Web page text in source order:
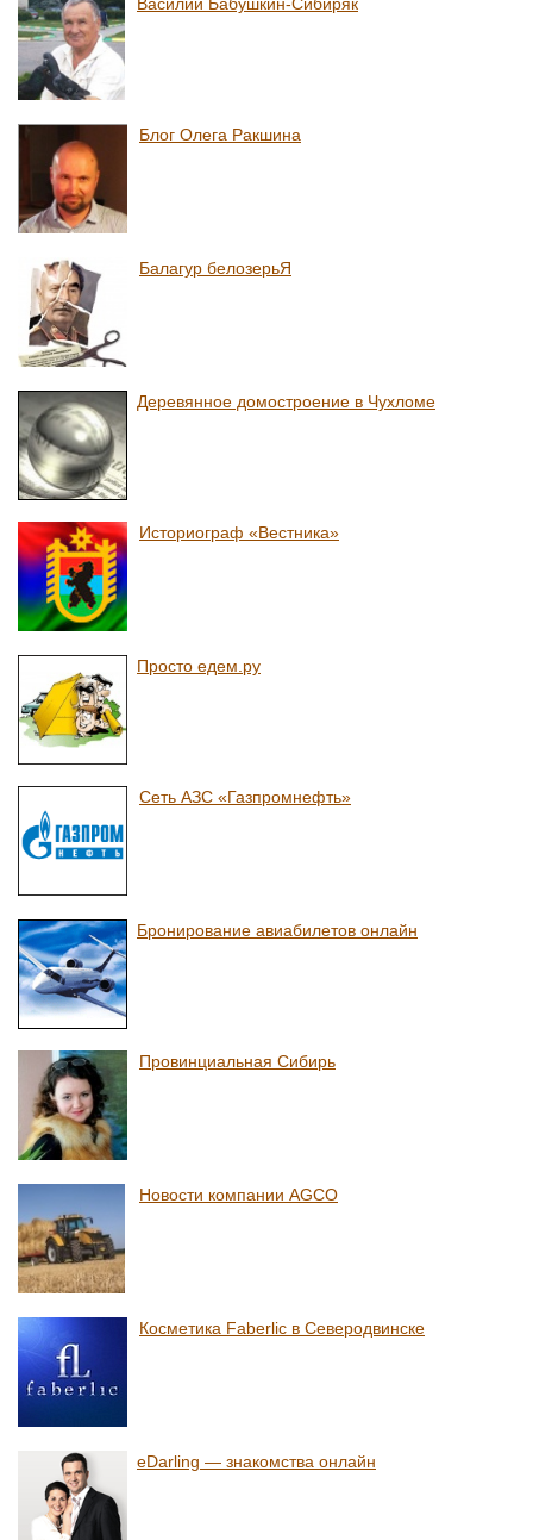
Блог Олега Ракшина
Балагур белозерьЯ
Деревянное домостроение в Чухломе
Историограф «Вестника»
Просто едем.ру
Сеть АЗС «Газпромнефть»
Бронирование авиабилетов онлайн
Провинциальная Сибирь
Новости компании AGCO
Косметика Faberlic в Северодвинске
eDarling — знакомства онлайн